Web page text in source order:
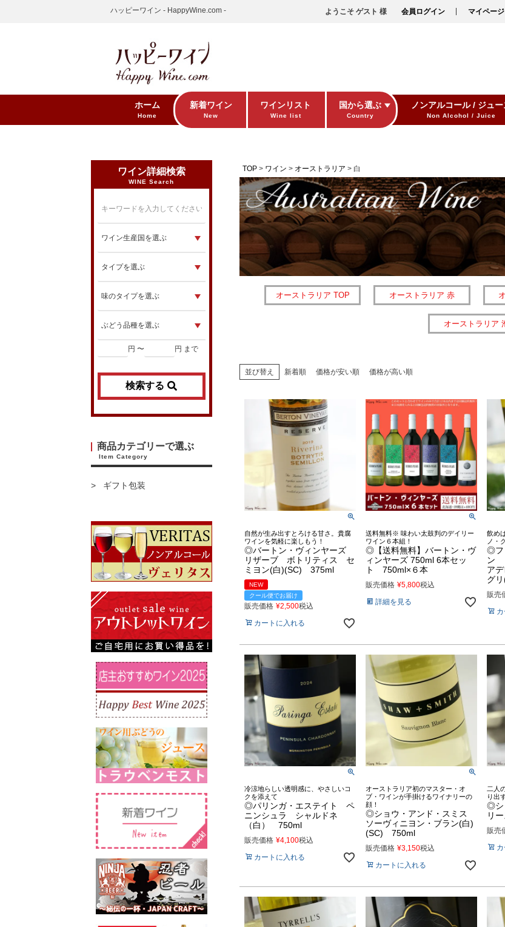
ハッピーワイン - HappyWine.com - ようこそ ゲスト 様 会員ログイン マイページ
ホーム
Home
新着ワイン
New
ワインリスト
Wine list
国から選ぶ
Country
ノンアルコール / ジュー
Non Alcohol / Juice
ワイン詳細検索
WINE Search
円 〜 円 まで
検索する
商品カテゴリーで選ぶ
Item Category
ギフト包装
TOP ワイン オーストラリア 白
オーストラリア TOP オーストラリア 赤
オーストラリア
並び替え 新着順 価格が安い順 価格が高い順
自然が生み出すとろける甘さ。貴腐
ワインを気軽に楽しもう！
◎バートン・ヴィンヤーズ
リザーブ ボトリティス セ
ミヨン(白)(SC) 375ml
NEW
クール便でお届け
販売価格 ¥2,500税込
カートに入れる
送料無料※ 味わい太鼓判のデイリー
ワイン６本組！
◎【送料無料】バートン・ヴ
ィンヤーズ 750ml 6本セッ
ト 750ml×６本
販売価格 ¥5,800税込
詳細を見る
飲め
ノ・
◎フ
ン
ア
グ
販売
冷涼地らしい透明感に、やさしいコ
クを添えて
◎パリンガ・エステイト ペ
ニンシュラ シャルドネ
（白） 750ml
販売価格 ¥4,100税込
カートに入れる
オーストラリア初のマスター・オ
ブ・ワインが手掛けるワイナリーの
顔！
◎ショウ・アンド・スミス
ソーヴィニヨン・ブラン(白)
(SC) 750ml
販売価格 ¥3,150税込
カートに入れる
二人
り出
◎シ
リ
販売